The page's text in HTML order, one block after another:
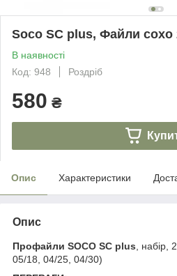
Soco SC plus, Файли сохо
В наявності
Код: 948
Роздріб
580 ₴
Опис Характеристики
Опис
Профайли SOCO SC plus ,
05/18, 04/25, 04/30)